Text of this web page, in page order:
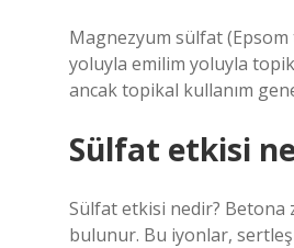
Magnezyum sülfat (Epsom
yoluyla emilim yoluyla
ancak topikal kullanım
Sülfat etkisi
Sülfat etkisi nedir? Betona
bulunur. Bu iyonlar,